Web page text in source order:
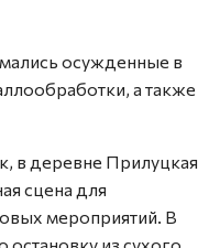
осужденные в
а также
в деревне Прилуцкая
сцена для
мероприятий. В
из сухого